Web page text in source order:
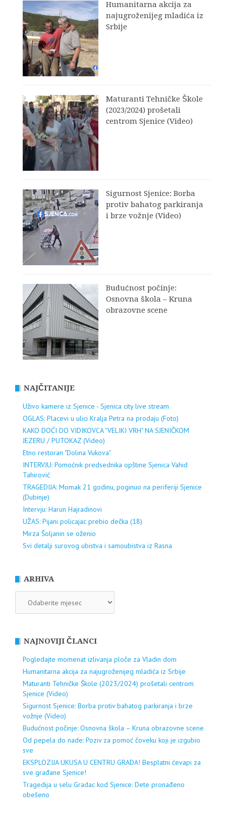
Humanitarna akcija za
najugroženijeg mladića iz
Srbije
Maturanti Tehničke Škole
(2023/2024) prošetali
centrom Sjenice (Video)
Sigurnost Sjenice: Borba
protiv bahatog parkiranja
i brze vožnje (Video)
Budućnost počinje:
Osnovna škola – Kruna
obrazovne scene
NAJČITANIJE
Uživo kamere iz Sjenice - Sjenica city live stream
OGLAS: Placevi u ulici Kralja Petra na prodaju (Foto)
KAKO DOĆI DO VIDIKOVCA "VELIKI VRH" NA SJENIČKOM
JEZERU / PUTOKAZ (Video)
Etno restoran "Dolina Vukova"
INTERVJU: Pomoćnik predsednika opštine Sjenica Vahid
Tahirović
TRAGEDIJA: Momak 21 godinu, poginuo na periferiji Sjenice
(Dubinje)
Intervju: Harun Hajradinovi
UŽAS: Pijani policajac prebio dečka (18)
Mirza Šoljanin se oženio
Svi detalji surovog ubistva i samoubistva iz Rasna
ARHIVA
NAJNOVIJI ČLANCI
Pogledajte momenat izlivanja ploče za Vladin dom
Humanitarna akcija za najugroženijeg mladića iz Srbije
Maturanti Tehničke Škole (2023/2024) prošetali centrom
Sjenice (Video)
Sigurnost Sjenice: Borba protiv bahatog parkiranja i brze
vožnje (Video)
Budućnost počinje: Osnovna škola – Kruna obrazovne scene
Od pepela do nade: Poziv za pomoć čoveku koji je izgubio
sve
EKSPLOZIJA UKUSA U CENTRU GRADA! Besplatni ćevapi za
sve građane Sjenice!
Tragedija u selu Gradac kod Sjenice: Dete pronađeno
obešeno